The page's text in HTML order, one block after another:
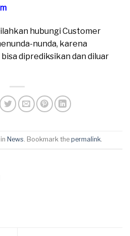
hubungi Customer
nunda, karena
diprediksikan dan diluar
News. Bookmark the permalink.